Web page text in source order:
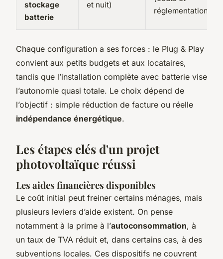
stockage
batterie
et nuit)
réglementation)
Chaque configuration a ses forces : le Plug & Play
convient aux petits budgets et aux locataires,
tandis que l’installation complète avec batterie vise
l’autonomie quasi totale. Le choix dépend de
l’objectif : simple réduction de facture ou réelle
indépendance énergétique.
Les étapes clés d'un projet
photovoltaïque réussi
Les aides financières disponibles
Le coût initial peut freiner certains ménages, mais
plusieurs leviers d’aide existent. On pense
notamment à la prime à l’autoconsommation, à
un taux de TVA réduit et, dans certains cas, à des
subventions locales. Ces dispositifs ne couvrent